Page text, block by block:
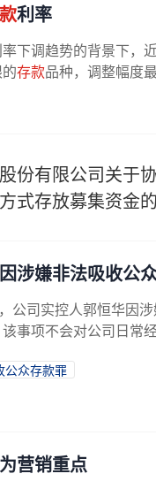
利率
下调趋势的背景下，
存款品种，调整幅度
份有限公司关于
方式存放募集资金
涉嫌非法吸收公
公司实控人郭恒华因
事项不会对公司日常
公众存款罪
营销重点